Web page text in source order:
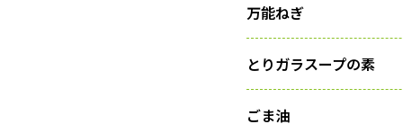
万能ねぎ
とりガラスープの素
ごま油